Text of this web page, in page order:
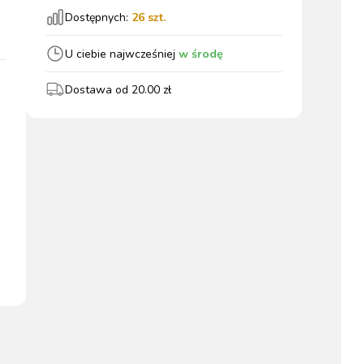
wszystkie
Dostępnych: 26 szt.
U ciebie najwcześniej w środę
Dostawa od 20.00 zł